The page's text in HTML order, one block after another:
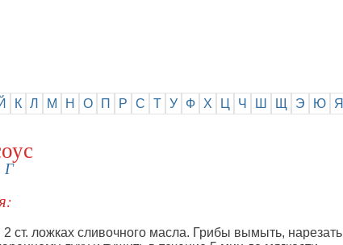
К Л М Н О П Р С Т У Ф Х Ц Ч Ш Щ Э Ю Я
Г
ст. ложках сливочного масла. Грибы вымыть, нарезать